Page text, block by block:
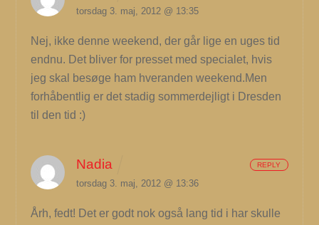
torsdag 3. maj, 2012 @ 13:35
Nej, ikke denne weekend, der går lige en uges tid
endnu. Det bliver for presset med specialet, hvis
jeg skal besøge ham hveranden weekend.Men
forhåbentlig er det stadig sommerdejligt i Dresden
til den tid :)
Nadia
torsdag 3. maj, 2012 @ 13:36
Årh, fedt! Det er godt nok også lang tid i har skulle
REPLY